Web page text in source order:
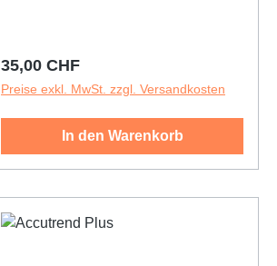
Regulärer Preis:
35,00 CHF
Preise exkl. MwSt. zzgl. Versandkosten
In den Warenkorb